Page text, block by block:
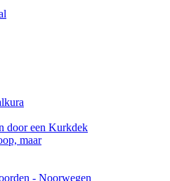
door een Kurkdek
maar
- Noorwegen